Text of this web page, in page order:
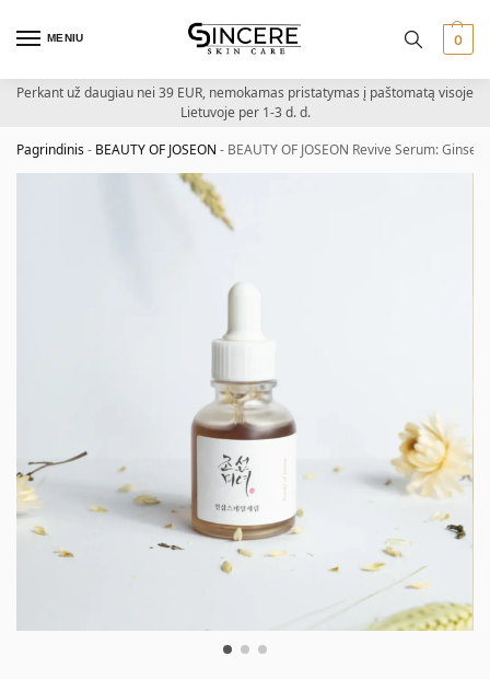
MENIU 0
Perkant už daugiau nei 39 EUR, nemokamas pristatymas į paštomatą visoje
Lietuvoje per 1-3 d. d.
Pagrindinis- BEAUTY OF JOSEON - BEAUTY OF JOSEON Revive Serum: